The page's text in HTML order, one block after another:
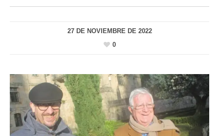
27 DE NOVIEMBRE DE 2022
0